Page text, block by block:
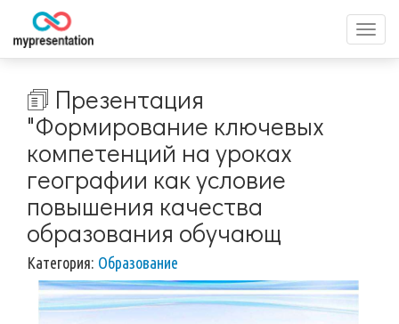
меню
🗊 Презентация
"Формирование ключевых
компетенций на уроках
географии как условие
повышения качества
образования обучающ
Категория: Образование